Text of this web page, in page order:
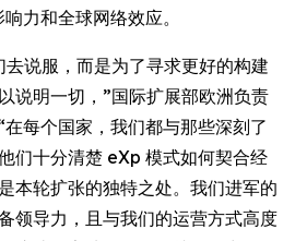
力和全球网络效应。
说服，而是为了寻求更好的构建
说明一切，”国际扩展部欧洲负责
每个国家，我们都与那些深刻了
们十分清楚 eXp 模式如何契合经
本轮扩张的独特之处。我们进军的
领导力，且与我们的运营方式高度